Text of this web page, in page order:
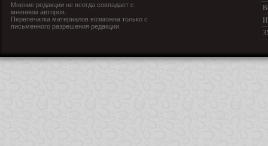
Мнение редакции не всегда совпадает с
мнением авторов.
Перепечатка материалов возможна только с
письменного разрешения редакции.